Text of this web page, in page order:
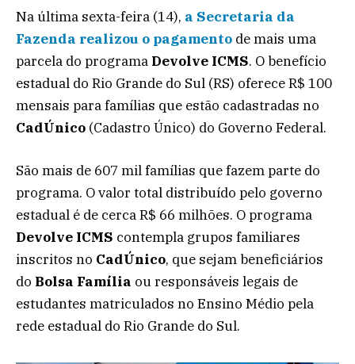
Na última sexta-feira (14), a Secretaria da
Fazenda realizou o pagamento de mais uma
parcela do programa Devolve ICMS. O benefício
estadual do Rio Grande do Sul (RS) oferece R$ 100
mensais para famílias que estão cadastradas no
CadÚnico (Cadastro Único) do Governo Federal.
São mais de 607 mil famílias que fazem parte do
programa. O valor total distribuído pelo governo
estadual é de cerca R$ 66 milhões. O programa
Devolve ICMS contempla grupos familiares
inscritos no CadÚnico, que sejam beneficiários
do Bolsa Família ou responsáveis legais de
estudantes matriculados no Ensino Médio pela
rede estadual do Rio Grande do Sul.